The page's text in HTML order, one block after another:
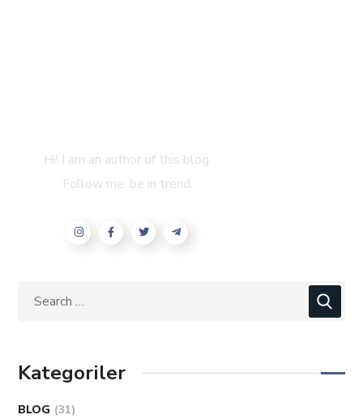
Hi! I am an author of this blog.
Follow me. be in trend.
Kategoriler
BLOG (31)